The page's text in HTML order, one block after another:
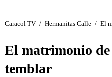
Caracol TV / Hermanitas Calle / El
El matrimonio de
temblar